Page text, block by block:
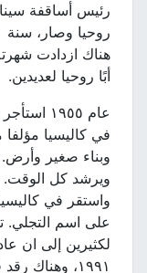
رئيس أساقفة
هناك ازدادت
أبًا روحيا لعديدين.
عام ١٩٥٥
في كاليسيا مؤلفا
وبناء صغير وأرض.
على اسم التجلي.
لكثيرين إلى ان